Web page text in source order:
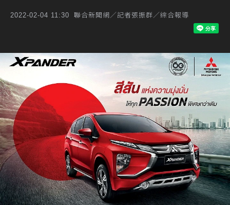
2022-02-04 11:30 聯合新聞網／記者張振群／綜合報導